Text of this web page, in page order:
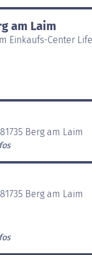
am Laim
Einkaufs-Center
Berg am Laim
Berg am Laim